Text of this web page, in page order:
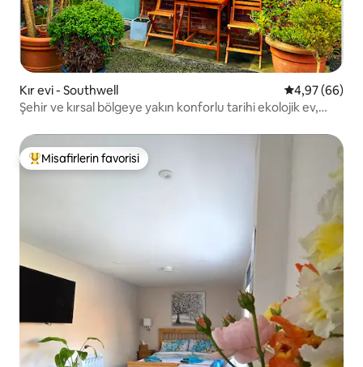
Kır evi - Southwell 5 üzerinden
4,97 (66)
Şehir ve kırsal bölgeye yakın konforlu tarihi ekolojik ev,
Misafirlerin favorilerinden en beğenilenler arasında
Misafirlerin favorisi